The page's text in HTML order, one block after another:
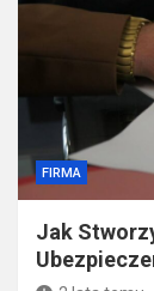
FIRMA
Jak